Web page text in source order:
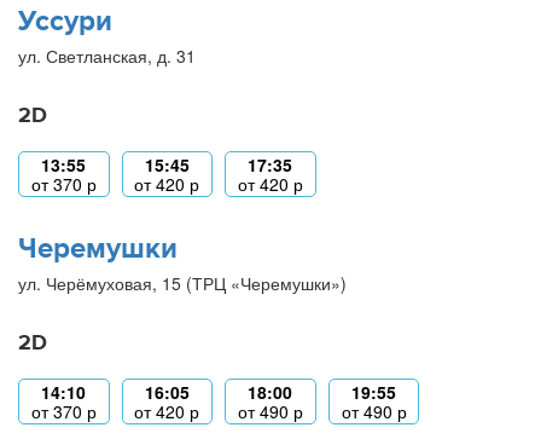
Уссури
ул. Светланская, д. 31
2D
13:55
от370 р
15:45
от420 р
17:35
от420 р
Черемушки
ул. Черёмуховая, 15 (ТРЦ «Черемушки»)
2D
14:10
от370 р
16:05
от420 р
18:00
от490 р
19:55
от490 р